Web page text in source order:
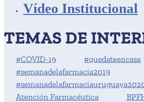
Vídeo Institucional
TEMAS DE
#COVID-19
#quedateencasa
#semanadelafarmacia2019
Atención Farmacéutica